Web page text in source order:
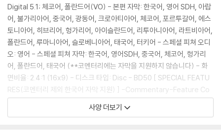
3) 렌티큘러 스틸북의 경우, 보호필름이 붙어 판매되기도 합니다. 보호필
름 손상에 의한 교환/반품은 불가합니다.
4) 본품 보호를 위해 노란색의 카톤 박스로 재포장한 경우, 카톤박스 손상
에 의한 교환/반품은 불가합니다.
5) 아웃케이스/구성품/포장 상태 불량에 의한 교환/반품 신청시 불량 확
인을 위해 개봉 시의 동영상을 요청할 수 있으며, 동영상이 없는 경우 교
환/반품이 제한될 수 있습니다.
※ 디스크 재생 불량
1) 기기 문제로 인해 발생하는 재생 불량 현상에 대해서는 반품/교환이 불
Digital 5.1; 체코어, 폴란드어(VO) - 본편 자막: 한국어, 영어 SDH, 아랍
어, 불가리아어, 중국어, 광동어, 크로아티아어, 체코어, 포르투갈어, 에스
토니아어, 히브리어, 헝가리어, 아이슬란드어, 리투아니아어, 라트비아어,
폴란드어, 루마니아어, 슬로베니아어, 태국어, 터키어 - 스페셜 피쳐 오디
오: 영어 - 스페셜 피쳐 자막: 한국어, 영어SDH, 중국어, 체코어, 헝가리
어, 폴란드어, 태국어 (**코멘터리에는 자막을 지원하지 않습니다) - 화
면비율: 2.4:1 (16x9) - 디스크 타입: Disc - BD50 [ SPECIAL FEATU
RES(코멘터리 제외 한국어 자막 지원) ] -Commentary-Feature Co
mmentary with James Franco, Dave Franco, Tommy Wiseau,
Greg Sestero, Scott Neustadtler, Michael H Weber (자막 없음)
사양 더보기